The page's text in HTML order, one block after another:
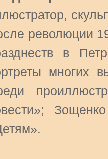
революции
в
многих